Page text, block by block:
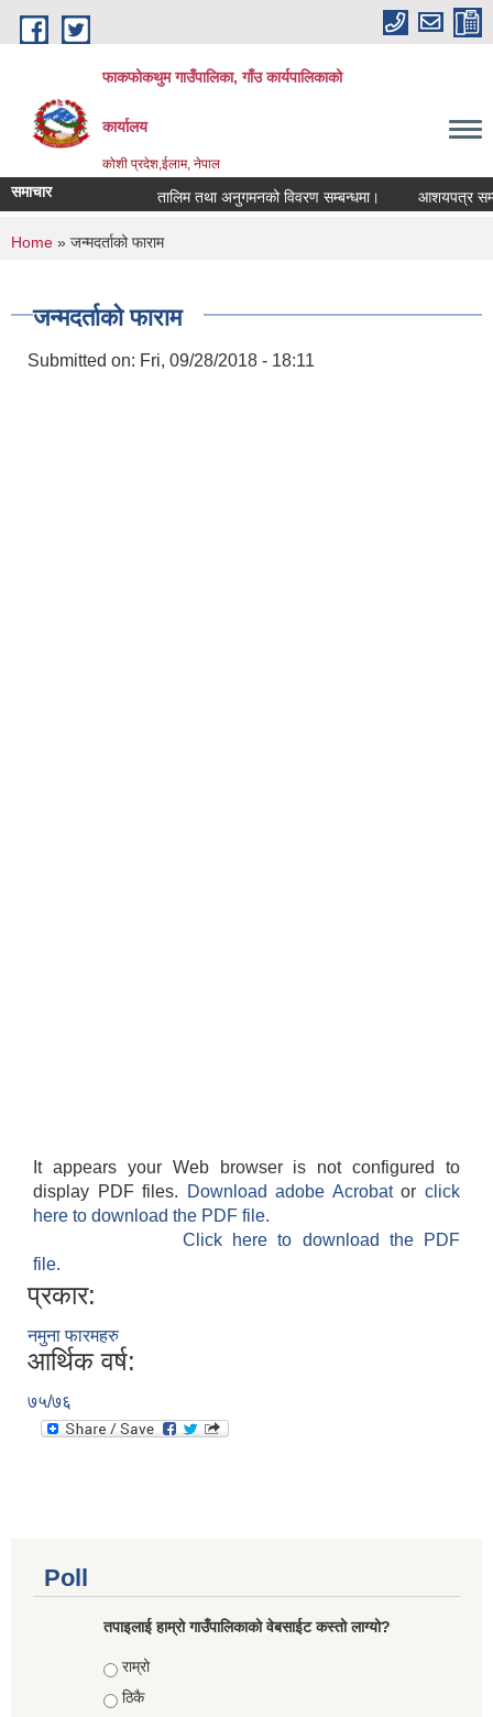
Skip to main content
फाकफोकथुम गाउँपालिका, गाँउ कार्यपालिकाको
कार्यालय
कोशी प्रदेश,ईलाम, नेपाल
समाचार तालिम तथा अनुगमनको विवरण सम्बन्धमा। आशयपत्र
You are here
Home » जन्मदर्ताको फाराम
जन्मदर्ताको फाराम
Submitted on: Fri, 09/28/2018 - 18:11
It appears your Web browser is not configured to
display PDF files.
Download adobe Acrobatorclick
here to download the PDF file.
Click here to download the PDF
file.
प्रकार:
नमुना फारमहरु
आर्थिक वर्ष:
७५/७६
Poll
तपाइलाई हाम्रो गाउँपालिकाको वेबसाईट कस्तो लाग्यो?
Choices
राम्रो
ठिकै